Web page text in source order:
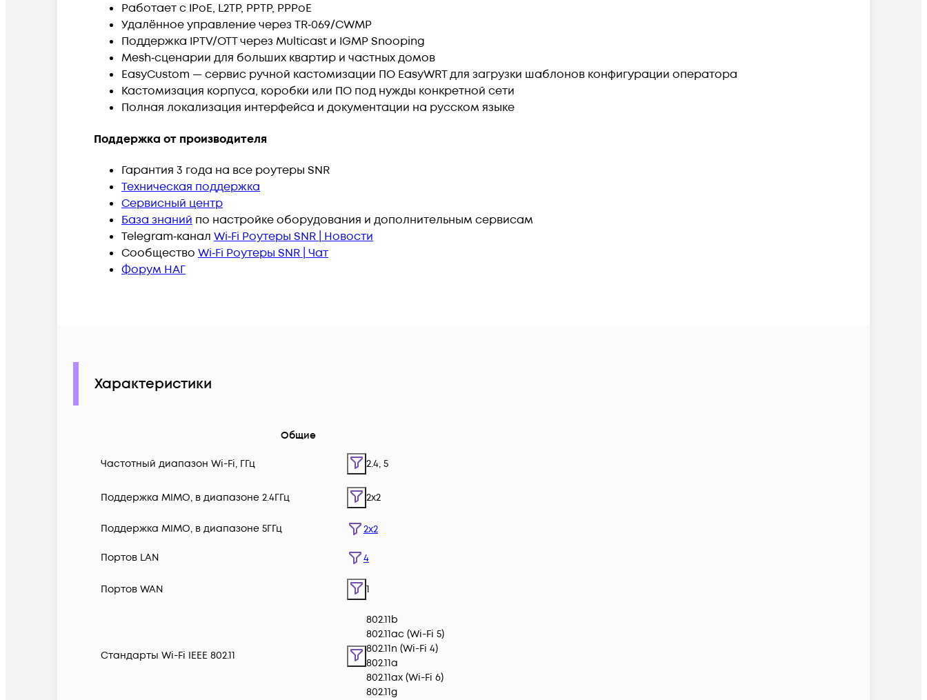
Работает с IPoE, L2TP, PPTP, PPPoE
Удалённое управление через TR‑069/CWMP
Поддержка IPTV/OTT через Multicast и IGMP Snooping
Mesh‑сценарии для больших квартир и частных домов
EasyCustom — сервис ручной кастомизации ПО EasyWRT для загрузки шаблонов конфигурации оператора
Кастомизация корпуса, коробки или ПО под нужды конкретной сети
Полная локализация интерфейса и документации на русском языке
Поддержка от производителя
Гарантия 3 года на все роутеры SNR
Техническая поддержка
Сервисный центр
База знаний по настройке оборудования и дополнительным сервисам
Telegram‑канал Wi‑Fi Роутеры SNR | Новости
Сообщество Wi‑Fi Роутеры SNR | Чат
Форум НАГ
Характеристики
Общие
Частотный диапазон Wi-Fi, ГГц 2.4, 5
Поддержка MIMO, в диапазоне 2.4ГГц 2x2
Поддержка MIMO, в диапазоне 5ГГц 2x2
Портов LAN 4
Портов WAN 1
Стандарты Wi-Fi IEEE 802.11
802.11b
802.11ac (Wi-Fi 5)
802.11n (Wi-Fi 4)
802.11a
802.11ax (Wi-Fi 6)
802.11g